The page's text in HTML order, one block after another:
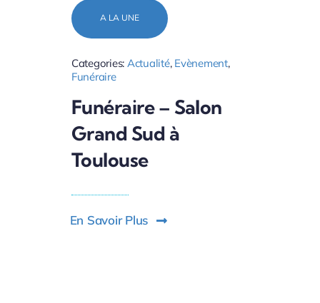
A LA UNE
Categories: Actualité, Evènement,
Funéraire
Funéraire – Salon
Grand Sud à
Toulouse
En Savoir Plus